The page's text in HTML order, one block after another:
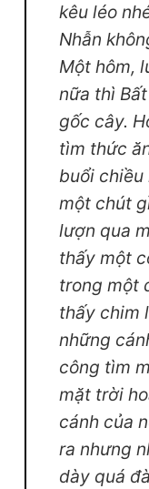
kêu léo
Nhẫn
Một hôm,
nữa thì
gốc cây.
tìm thức
buổi chiều
một chút
lượn qua
thấy một
trong một
thấy chim
những
công tìm
mặt trời
cánh của
ra nhưng
dày quá